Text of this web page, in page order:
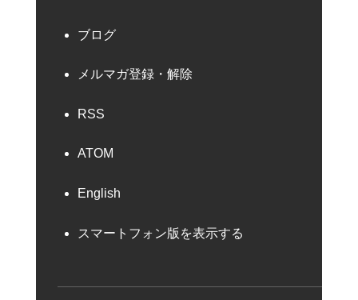
ブログ
メルマガ登録・解除
RSS
ATOM
English
スマートフォン版を表示する